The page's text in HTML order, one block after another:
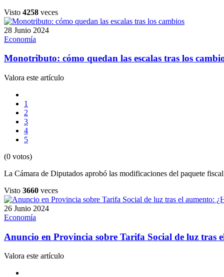
Visto 4258 veces
28 Junio 2024
Economía
Monotributo: cómo quedan las escalas tras los
Valora este artículo
1
2
3
4
5
(0 votos)
La Cámara de Diputados aprobó las modificaciones del paquete
Visto 3660 veces
26 Junio 2024
Economía
Anuncio en Provincia sobre Tarifa Social de luz tras
Valora este artículo